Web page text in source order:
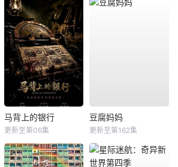
马背上的银行
更新至第06集
豆腐妈妈
更新至第162集